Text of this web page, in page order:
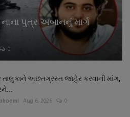
પુત્ર અબાનનું માર્ગ
0
તાલુકાને અછતગ્રસ્ત જાહેર કરવાની માંગ,
Aug 6, 2026 0